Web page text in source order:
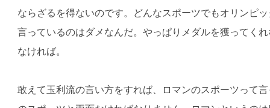
ならざるを得ないのです。どんなスポーツでもオリンピ
言っているのはダメなんだ。やっぱりメダルを獲ってく
なければ。
敢えて玉利流の言い方をすれば、ロマンのスポーツって